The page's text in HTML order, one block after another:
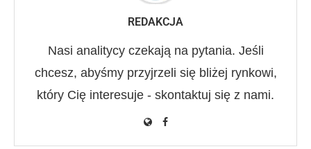
REDAKCJA
Nasi analitycy czekają na pytania. Jeśli
chcesz, abyśmy przyjrzeli się bliżej rynkowi,
który Cię interesuje - skontaktuj się z nami.